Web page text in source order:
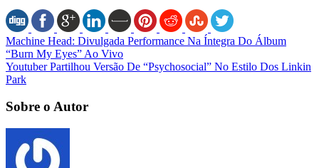
Machine Head: Divulgada Performance Na Íntegra Do Álbum
“Burn My Eyes” Ao Vivo
Youtuber Partilhou Versão De “Psychosocial” No Estilo Dos Linkin
Park
Sobre o Autor